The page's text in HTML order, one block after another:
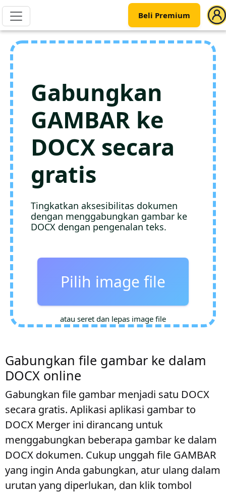
Beli Premium
Gabungkan
GAMBAR ke
DOCX secara
gratis
Tingkatkan aksesibilitas dokumen
dengan menggabungkan gambar ke
DOCX dengan pengenalan teks.
Pilih image file
atau seret dan lepas image file
Gabungkan file gambar ke dalam
DOCX online
Gabungkan file gambar menjadi satu DOCX
secara gratis. Aplikasi aplikasi gambar to
DOCX Merger ini dirancang untuk
menggabungkan beberapa gambar ke dalam
DOCX dokumen. Cukup unggah file GAMBAR
yang ingin Anda gabungkan, atur ulang dalam
urutan yang diperlukan, dan klik tombol